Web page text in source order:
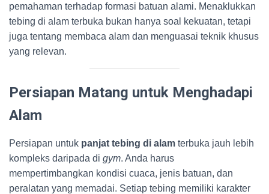
pemahaman terhadap formasi batuan alami. Menaklukkan
tebing di alam terbuka bukan hanya soal kekuatan, tetapi
juga tentang membaca alam dan menguasai teknik khusus
yang relevan.
Persiapan Matang untuk Menghadapi
Alam
Persiapan untuk panjat tebing di alam terbuka jauh lebih
kompleks daripada di gym. Anda harus
mempertimbangkan kondisi cuaca, jenis batuan, dan
peralatan yang memadai. Setiap tebing memiliki karakter